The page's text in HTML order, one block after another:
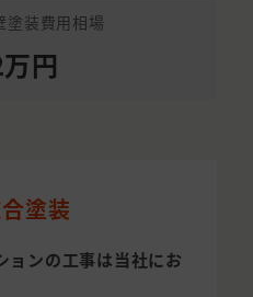
塗装費用相場
円
塗装
ョンの工事は当社にお